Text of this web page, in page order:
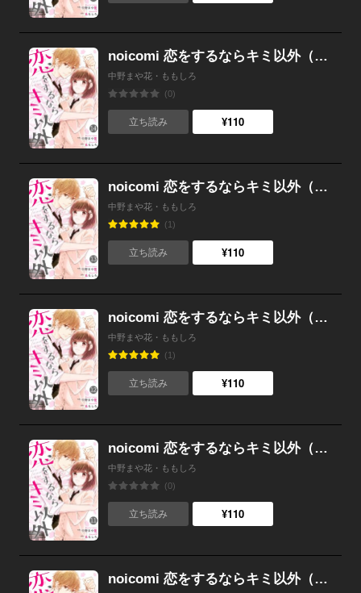
noicomi 恋をするならキミ以外（分冊版） 14話
中野まや花・ももしろ
(0)
立ち読み ¥110
noicomi 恋をするならキミ以外（分冊版） 13話
中野まや花・ももしろ
(1)
立ち読み ¥110
noicomi 恋をするならキミ以外（分冊版） 12話
中野まや花・ももしろ
(1)
立ち読み ¥110
noicomi 恋をするならキミ以外（分冊版） 11話
中野まや花・ももしろ
(0)
立ち読み ¥110
noicomi 恋をするならキミ以外（分冊版） 10話